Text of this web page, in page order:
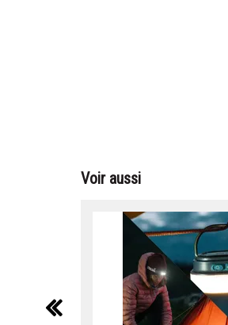
Voir aussi
précédent